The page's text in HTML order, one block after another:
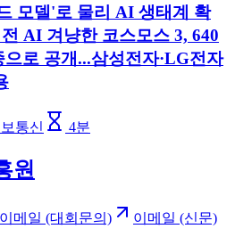
모델'로 물리 AI 생태계 확
AI 겨냥한 코스모스 3, 640
로 공개...삼성전자·LG전자
통신 4분
원
이메일 (대회문의) 이메일 (신문)